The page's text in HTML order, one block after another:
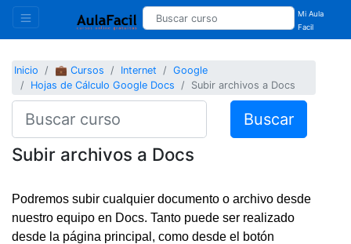
Mi Aula
Facil
Inicio 💼 Cursos Internet
Google
Hojas de Cálculo Google Docs
Subir archivos a Docs
Buscar
Subir archivos a Docs
Podremos subir cualquier documento o archivo desde
nuestro equipo en Docs. Tanto puede ser realizado
desde la página principal, como desde el botón